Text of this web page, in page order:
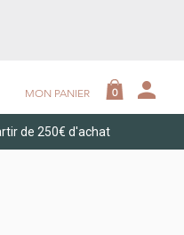
MON PANIER 0 person
de 250€ d'achat